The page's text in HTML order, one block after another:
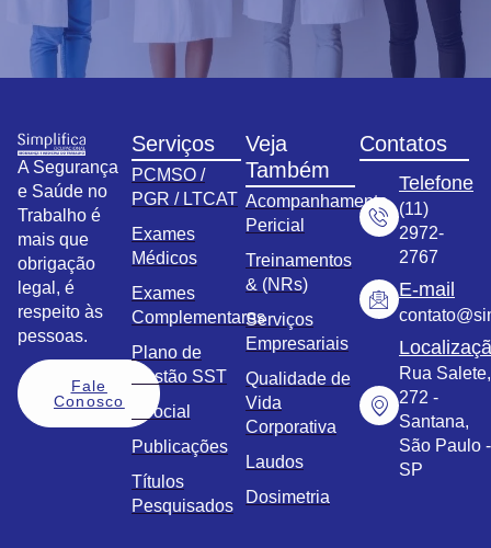
A Segurança
e Saúde no
Trabalho é
mais que
obrigação
legal, é
respeito às
pessoas.
Fale
Conosco
Serviços
PCMSO /
PGR / LTCAT
Exames
Médicos
Exames
Complementares
Plano de
Gestão SST
eSocial
Publicações
Títulos
Pesquisados
Veja
Também
Acompanhamento
Pericial
Treinamentos
& (NRs)
Serviços
Empresariais
Qualidade de
Vida
Corporativa
Laudos
Dosimetria
Contatos
Telefone
(11)
2972-
2767
E-mail
Rua Salete,
272 -
Santana,
São Paulo -
SP